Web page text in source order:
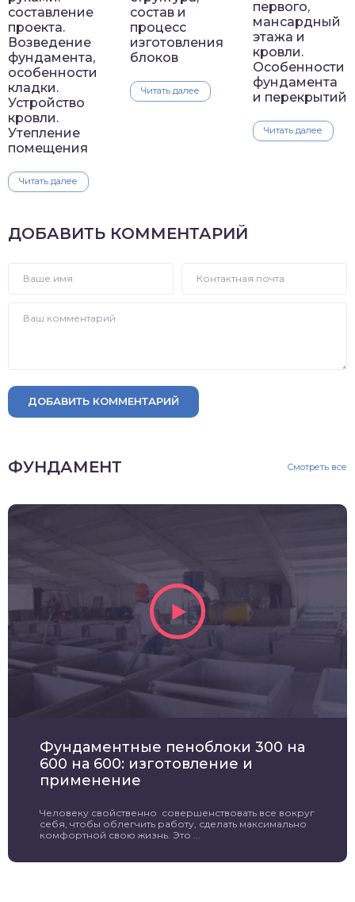
составление
проекта.
Возведение
фундамента,
особенности
кладки.
Устройство
кровли.
Утепление
помещения
Читать далее
состав и
процесс
изготовления
блоков
Читать далее
первого,
мансардный
этажа и
кровли.
Особенности
фундамента
и перекрытий
Читать далее
ДОБАВИТЬ КОММЕНТАРИЙ
ДОБАВИТЬ КОММЕНТАРИЙ
ФУНДАМЕНТ Смотреть все
Фундаментные пеноблоки 300 на
600 на 600: изготовление и
применение
Человеку свойственно совершенствовать все вокруг
себя, чтобы облегчить работу, сделать максимально
комфортной свою жизнь. Это ...